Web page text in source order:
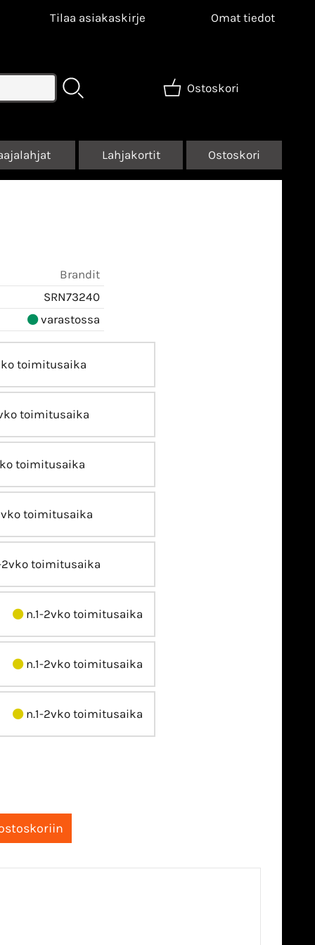
Tilaa asiakaskirje Omat tiedot
Ostoskori
Lahjakortit Ostoskori
Brandit
SRN73240
varastossa
toimitusaika
toimitusaika
toimitusaika
toimitusaika
2vko toimitusaika
n.1-2vko toimitusaika
n.1-2vko toimitusaika
n.1-2vko toimitusaika